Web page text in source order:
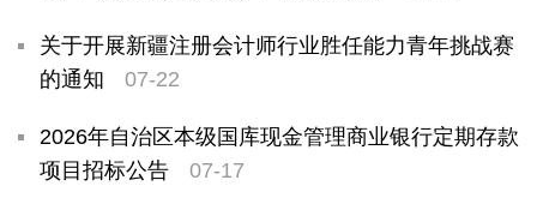
关于开展新疆注册会计师行业胜任能力青年挑战赛
的通知
07-22
2026年自治区本级国库现金管理商业银行定期存款
项目招标公告
07-17